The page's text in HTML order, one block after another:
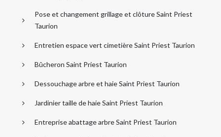
Pose et changement grillage et clôture Saint Priest
Taurion
Entretien espace vert cimetière Saint Priest Taurion
Bûcheron Saint Priest Taurion
Dessouchage arbre et haie Saint Priest Taurion
Jardinier taille de haie Saint Priest Taurion
Entreprise abattage arbre Saint Priest Taurion